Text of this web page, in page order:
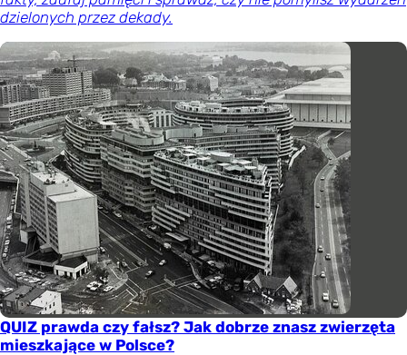
dzielonych przez dekady.
QUIZ prawda czy fałsz? Jak dobrze znasz zwierzęta
mieszkające w Polsce?